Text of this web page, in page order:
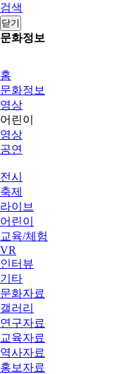
검색
닫기
문화정보
홈
문화정보
영상
어린이
영상
공연
전시
축제
라이브
어린이
교육/체험
VR
인터뷰
기타
문화자료
갤러리
연구자료
교육자료
역사자료
홍보자료